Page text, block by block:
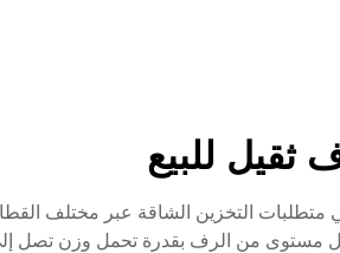
ثقيل للبيع
التخزين الشاقة عبر مختلف